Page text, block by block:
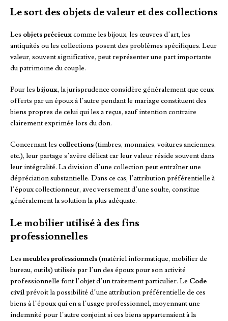
Le sort des objets de valeur et des collections
Les objets précieuxcomme les bijoux, les œuvres d’art, les
antiquités ou les collections posent des problèmes spécifiques. Leur
valeur, souvent significative, peut représenter une part importante
du patrimoine du couple.
Pour les bijoux, la jurisprudence considère généralement que ceux
offerts par un époux à l’autre pendant le mariage constituent des
biens propres de celui qui les a reçus, sauf intention contraire
clairement exprimée lors du don.
Concernant les collections(timbres, monnaies, voitures anciennes,
etc.), leur partage s’avère délicat car leur valeur réside souvent dans
leur intégralité. La division d’une collection peut entraîner une
dépréciation substantielle. Dans ce cas, l’attribution préférentielle à
l’époux collectionneur, avec versement d’une soulte, constitue
généralement la solution la plus adéquate.
Le mobilier utilisé à des fins
professionnelles
Les meubles professionnels(matériel informatique, mobilier de
bureau, outils) utilisés par l’un des époux pour son activité
professionnelle font l’objet d’un traitement particulier. Le Code
civilprévoit la possibilité d’une attribution préférentielle de ces
biens à l’époux qui en a l’usage professionnel, moyennant une
indemnité pour l’autre conjoint si ces biens appartenaient à la